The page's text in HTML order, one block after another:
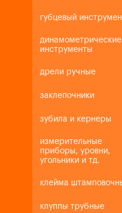
губцевый
динамометрические
инструменты
дрели ручные
заклепочники
зубила и кернеры
измерительные
приборы, уровни,
угольники и тд.
клейма
клуппы трубные